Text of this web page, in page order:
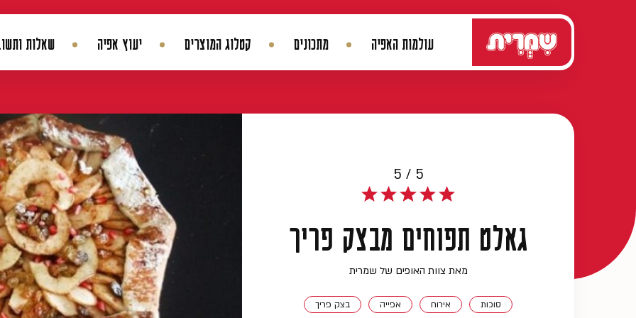
ניווט ראשי עולמות האפיה מתכונים קטלוג המוצרים יעוץ אפיה שאלות
5 / 5
גאלט תפוחים מבצק פריך
מאת צוות האופים של שמרית
סוכות אירוח אפייה בצק פריך